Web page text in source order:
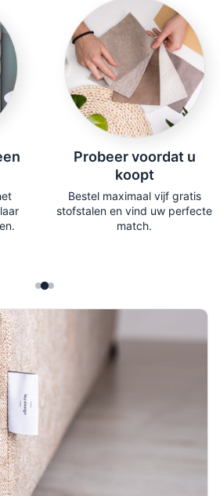
je wervelkolom in elke
rechte lijn.Beide zijden van de
3 cm uiterst flexibel schuim,
zachtheid tijdens elke nacht.
geltopper die zich aanpast
voor wervelkolom en
hoes (wasbaar op
geltopper voor extra hoogte
veren voor nauwkeurige
hele lichaam
Probeer voordat u
koopt
Bestel maximaal vijf gratis
stofstalen en vind uw perfecte
match.